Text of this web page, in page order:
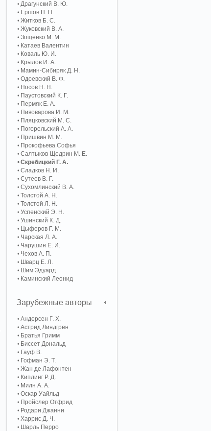
Драгунский В. Ю.
Ершов П. П.
Житков Б. С.
Жуковский В. А.
Зощенко М. М.
Катаев Валентин
Коваль Ю. И.
Крылов И. А.
Мамин-Сибиряк Д. Н.
Одоевский В. Ф.
Носов Н. Н.
Паустовский К. Г.
Пермяк Е. А.
Пивоварова И. М.
Пляцковский М. С.
Погорельский А. A.
Пришвин М. М.
Прокофьева Софья
Салтыков-Щедрин М. Е.
Скребицкий Г. А.
Сладков Н. И.
Сутеев В. Г.
Сухомлинский В. А.
Толстой А. Н.
Толстой Л. Н.
Успенский Э. Н.
Ушинский К. Д.
Цыферов Г. М.
Чарская Л. А.
Чарушин Е. И.
Чехов А. П.
Шварц Е. Л.
Шим Эдуард
Каминский Леонид
Зарубежные авторы
Андерсен Г. Х.
Астрид Линдгрен
Братья Гримм
Биссет Дональд
Гауф В.
Гофман Э. Т.
Жан де Лафонтен
Киплинг Р. Д.
Милн А. А.
Оскар Уайльд
Пройслер Отфрид
Родари Джанни
Харрис Д. Ч.
Шарль Перро